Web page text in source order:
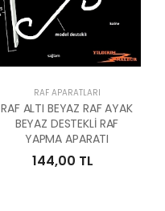
RAF APARATLARI
RAF ALTI BEYAZ RAF AYAK
BEYAZ DESTEKLİ RAF
YAPMA APARATI
144,00 TL